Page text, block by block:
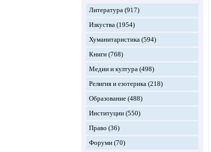
Литература (917)
Изкуства (1954)
Хуманитаристика (594)
Книги (768)
Медии и култура (498)
Религия и езотерика (218)
Образование (488)
Институции (550)
Право (36)
Форуми (70)